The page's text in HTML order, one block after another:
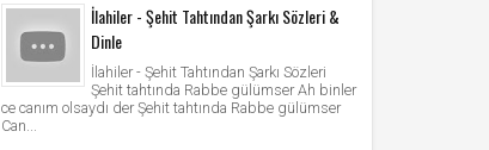
İlahiler - Şehit Tahtından Şarkı Sözleri &
Dinle
İlahiler - Şehit Tahtından Şarkı Sözleri
Şehit tahtında Rabbe gülümser Ah binler
ce canım olsaydı der Şehit tahtında Rabbe gülümser
Can...